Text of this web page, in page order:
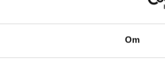
Om